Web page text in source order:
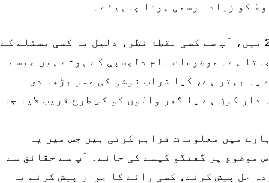
کو زیادہ رسمی ہونا چاہیئے۔
عمومی تربیت تحریری ٹیسٹ کی مشق 2 میں، آپ سے کسی نقطۂ نظر، دلیل یا کسی مسئلے کے
ہے۔ موضوعات عام دلچسپی کے ہوتے ہیں جیسے
یہ بہتر ہے، کیا شراب نوشی کی عمر بڑھا دی
کون ہے یا گھر والوں کو کس طرح قریب لایا جا
میں معلومات فراہم کرتی ہیں جس میں یہ
موضوع پر گفتگو کیسے کی جائے۔ آپ سے حقائق سے
حل پیش کرنے، کسی رائے کا جواز پیش کرنے یا